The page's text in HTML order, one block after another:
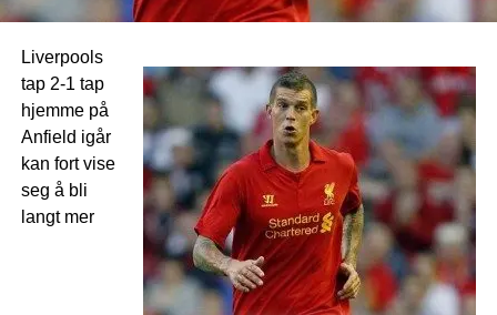
Liverpools
tap 2-1 tap
hjemme på
Anfield igår
kan fort vise
seg å bli
langt mer